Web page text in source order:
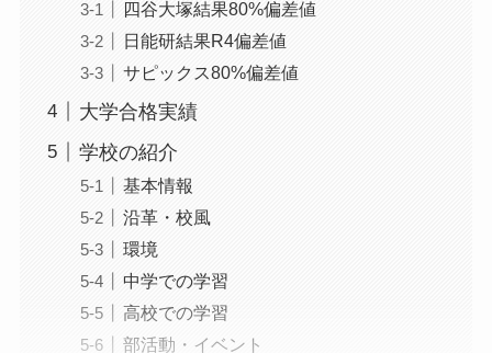
四谷大塚結果80%偏差値
日能研結果R4偏差値
サピックス80%偏差値
大学合格実績
学校の紹介
基本情報
沿革・校風
環境
中学での学習
高校での学習
部活動・イベント